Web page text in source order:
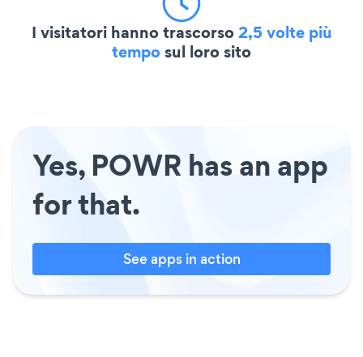
I visitatori hanno trascorso2,5 volte più
temposul loro sito
Yes, POWR has an app
for that.
See apps in action